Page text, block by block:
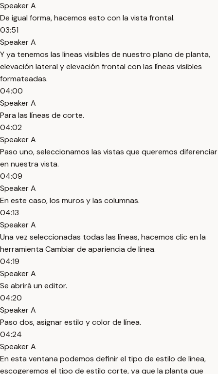
Speaker A
De igual forma, hacemos esto con la vista frontal.
03:51
Speaker A
Y ya tenemos las líneas visibles de nuestro plano de planta,
elevación lateral y elevación frontal con las líneas visibles
formateadas.
04:00
Speaker A
Para las líneas de corte.
04:02
Speaker A
Paso uno, seleccionamos las vistas que queremos diferenciar
en nuestra vista.
04:09
Speaker A
En este caso, los muros y las columnas.
04:13
Speaker A
Una vez seleccionadas todas las líneas, hacemos clic en la
herramienta Cambiar de apariencia de línea.
04:19
Speaker A
Se abrirá un editor.
04:20
Speaker A
Paso dos, asignar estilo y color de línea.
04:24
Speaker A
En esta ventana podemos definir el tipo de estilo de línea,
escogeremos el tipo de estilo corte, ya que la planta que